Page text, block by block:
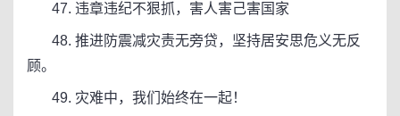
47. 违章违纪不狠抓，害人害己害国家
48. 推进防震减灾责无旁贷，坚持居安思危义无反
顾。
49. 灾难中，我们始终在一起！